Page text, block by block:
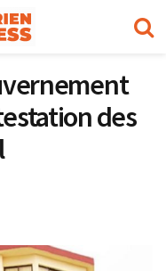
des